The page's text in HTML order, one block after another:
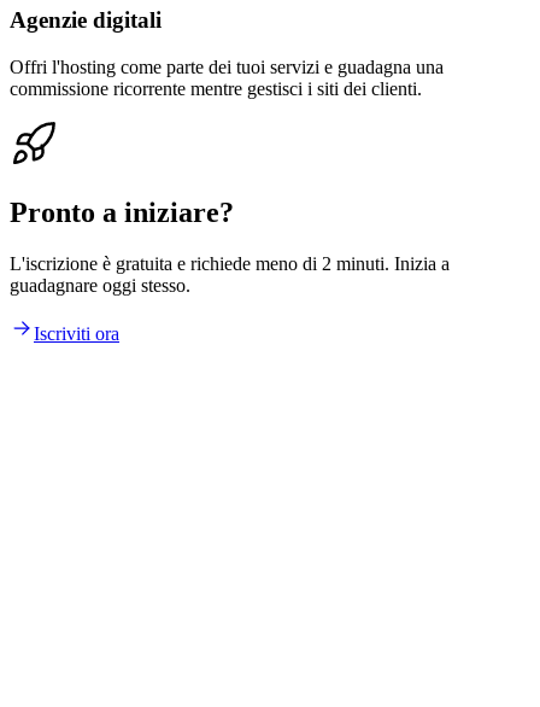
Agenzie digitali
Offri l'hosting come parte dei tuoi servizi e guadagna una
commissione ricorrente mentre gestisci i siti dei clienti.
Pronto a iniziare?
L'iscrizione è gratuita e richiede meno di 2 minuti. Inizia a
guadagnare oggi stesso.
Iscriviti ora